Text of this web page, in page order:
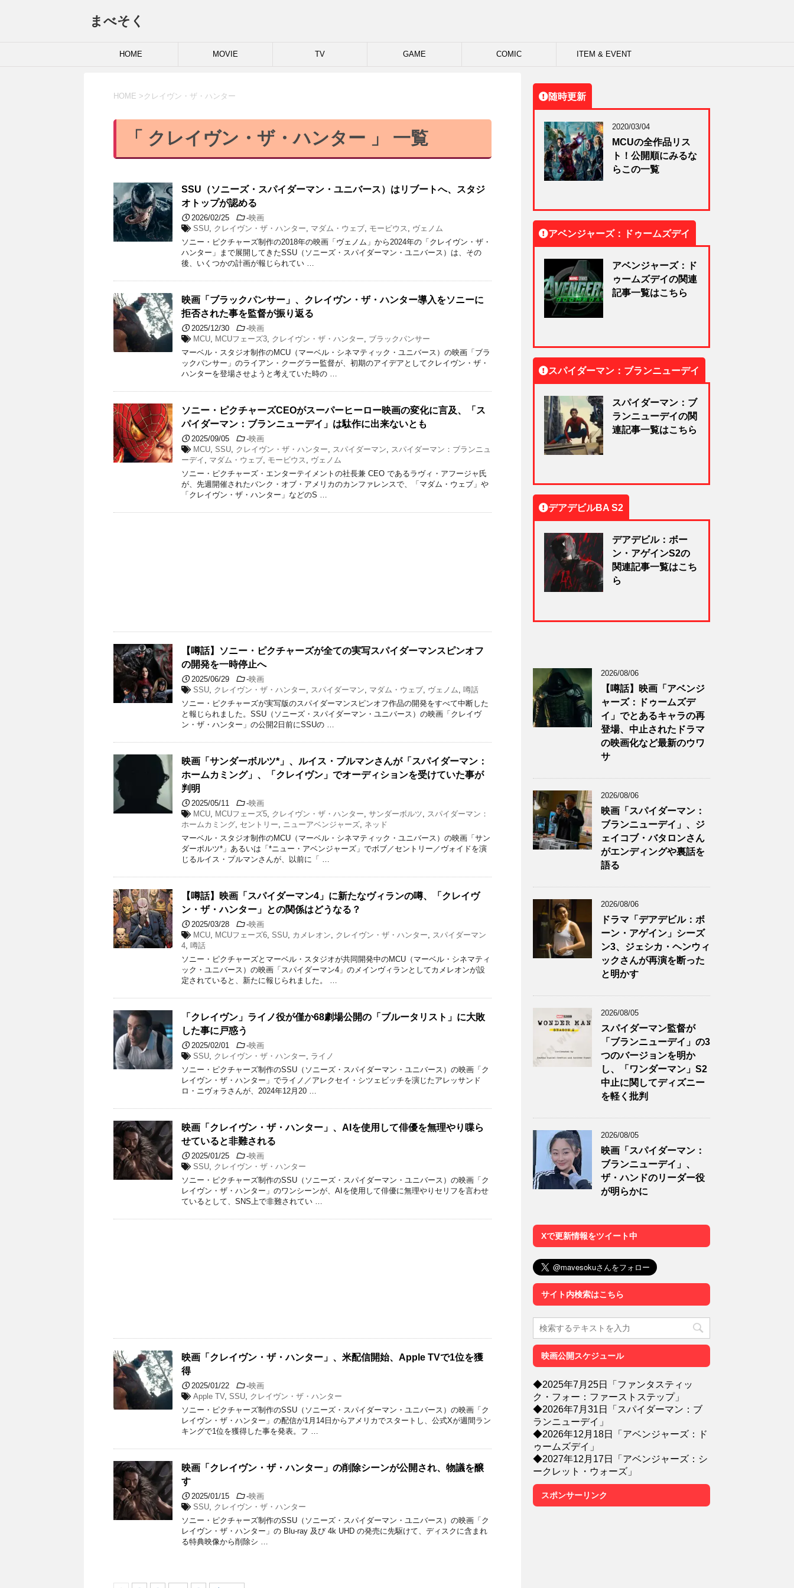
まべそく
HOME MOVIE TV GAME COMIC ITEM & EVENT
HOME > クレイヴン・ザ・ハンター
「 クレイヴン・ザ・ハンター 」 一覧
SSU（ソニーズ・スパイダーマン・ユニバース）はリブートへ、スタジ
オトップが認める
2026/02/25 -映画
SSU
クレイヴン・ザ・ハンター マダム・ウェブ モービウス
ヴェノム
ソニー・ピクチャーズ制作の2018年の映画「ヴェノム」から2024年の「クレイヴン・ザ・
ハンター」まで展開してきたSSU（ソニーズ・スパイダーマン・ユニバース）は、その
後、いくつかの計画が報じられてい …
映画「ブラックパンサー」、クレイヴン・ザ・ハンター導入をソニーに
拒否された事を監督が振り返る
2025/12/30 -映画
MCU
MCUフェーズ3 クレイヴン・ザ・ハンター
ブラックパンサー
マーベル・スタジオ制作のMCU（マーベル・シネマティック・ユニバース）の映画「ブラ
ックパンサー」のライアン・クーグラー監督が、初期のアイデアとしてクレイヴン・ザ・
ハンターを登場させようと考えていた時の …
ソニー・ピクチャーズCEOがスーパーヒーロー映画の変化に言及、「ス
パイダーマン：ブランニューデイ」は駄作に出来ないとも
2025/09/05 -映画
MCU ,SSU クレイヴン・ザ・ハンター スパイダーマン
スパイダーマン：ブランニュ
ーデイ
マダム・ウェブ モービウス
ヴェノム
ソニー・ピクチャーズ・エンターテイメントの社長兼 CEO であるラヴィ・アフージャ氏
が、先週開催されたバンク・オブ・アメリカのカンファレンスで、「マダム・ウェブ」や
「クレイヴン・ザ・ハンター」などのS …
【噂話】ソニー・ピクチャーズが全ての実写スパイダーマンスピンオフ
の開発を一時停止へ
2025/06/29 -映画
SSU
クレイヴン・ザ・ハンター スパイダーマン マダム・ウェブ ヴェノム
噂話
ソニー・ピクチャーズが実写版のスパイダーマンスピンオフ作品の開発をすべて中断した
と報じられました。SSU（ソニーズ・スパイダーマン・ユニバース）の映画「クレイヴ
ン・ザ・ハンター」の公開2日前にSSUの …
映画「サンダーボルツ*」、ルイス・プルマンさんが「スパイダーマン：
ホームカミング」、「クレイヴン」でオーディションを受けていた事が
判明
2025/05/11 -映画
MCU
MCUフェーズ5 クレイヴン・ザ・ハンター ,サンダーボルツ
スパイダーマン：
ホームカミング
セントリー ニューアベンジャーズ
ネッド
マーベル・スタジオ制作のMCU（マーベル・シネマティック・ユニバース）の映画「サン
ダーボルツ*」あるいは「*ニュー・アベンジャーズ」でボブ／セントリー／ヴォイドを演
じるルイス・プルマンさんが、以前に「 …
【噂話】映画「スパイダーマン4」に新たなヴィランの噂、「クレイヴ
ン・ザ・ハンター」との関係はどうなる？
2025/03/28 -映画
MCU
MCUフェーズ6 ,SSU カメレオン クレイヴン・ザ・ハンター
スパイダーマン
4
噂話
ソニー・ピクチャーズとマーベル・スタジオが共同開発中のMCU（マーベル・シネマティ
ック・ユニバース）の映画「スパイダーマン4」のメインヴィランとしてカメレオンが設
定されていると、新たに報じられました。 …
「クレイヴン」ライノ役が僅か68劇場公開の「ブルータリスト」に大敗
した事に戸惑う
2025/02/01 -映画
SSU
クレイヴン・ザ・ハンター
ライノ
ソニー・ピクチャーズ制作のSSU（ソニーズ・スパイダーマン・ユニバース）の映画「ク
レイヴン・ザ・ハンター」でライノ／アレクセイ・シツェビッチを演じたアレッサンド
ロ・ニヴォラさんが、2024年12月20 …
映画「クレイヴン・ザ・ハンター」、AIを使用して俳優を無理やり喋ら
せていると非難される
2025/01/25 -映画
SSU
クレイヴン・ザ・ハンター
ソニー・ピクチャーズ制作のSSU（ソニーズ・スパイダーマン・ユニバース）の映画「ク
レイヴン・ザ・ハンター」のワンシーンが、AIを使用して俳優に無理やりセリフを言わせ
ているとして、SNS上で非難されてい …
映画「クレイヴン・ザ・ハンター」、米配信開始、Apple TVで1位を獲
得
2025/01/22 -映画
Apple TV ,SSU
クレイヴン・ザ・ハンター
ソニー・ピクチャーズ制作のSSU（ソニーズ・スパイダーマン・ユニバース）の映画「ク
レイヴン・ザ・ハンター」の配信が1月14日からアメリカでスタートし、公式Xが週間ラン
キングで1位を獲得した事を発表。フ …
映画「クレイヴン・ザ・ハンター」の削除シーンが公開され、物議を醸
す
2025/01/15 -映画
SSU
クレイヴン・ザ・ハンター
ソニー・ピクチャーズ制作のSSU（ソニーズ・スパイダーマン・ユニバース）の映画「ク
レイヴン・ザ・ハンター」の Blu-ray 及び 4k UHD の発売に先駆けて、ディスクに含まれ
る特典映像から削除シ …
随時更新
2020/03/04
MCUの全作品リス
ト！公開順にみるな
らこの一覧
アベンジャーズ：ドゥームズデイ
アベンジャーズ：ド
ゥームズデイの関連
記事一覧はこちら
スパイダーマン：ブランニューデイ
スパイダーマン：ブ
ランニューデイの関
連記事一覧はこちら
デアデビルBA S2
デアデビル：ボー
ン・アゲインS2の
関連記事一覧はこち
ら
2026/08/06
【噂話】映画「アベンジ
ャーズ：ドゥームズデ
イ」でとあるキャラの再
登場、中止されたドラマ
の映画化など最新のウワ
サ
2026/08/06
映画「スパイダーマン：
ブランニューデイ」、ジ
ェイコブ・バタロンさん
がエンディングや裏話を
語る
2026/08/06
ドラマ「デアデビル：ボ
ーン・アゲイン」シーズ
ン3、ジェシカ・ヘンウィ
ックさんが再演を断った
と明かす
2026/08/05
スパイダーマン監督が
「ブランニューデイ」の3
つのバージョンを明か
し、「ワンダーマン」S2
中止に関してディズニー
を軽く批判
2026/08/05
映画「スパイダーマン：
ブランニューデイ」、
ザ・ハンドのリーダー役
が明らかに
Xで更新情報をツイート中
サイト内検索はこちら
映画公開スケジュール
◆2025年7月25日「ファンタスティッ
ク・フォー：ファーストステップ」
◆2026年7月31日「スパイダーマン：ブ
ランニューデイ」
◆2026年12月18日「アベンジャーズ：ド
ゥームズデイ」
◆2027年12月17日「アベンジャーズ：シ
ークレット・ウォーズ」
スポンサーリンク